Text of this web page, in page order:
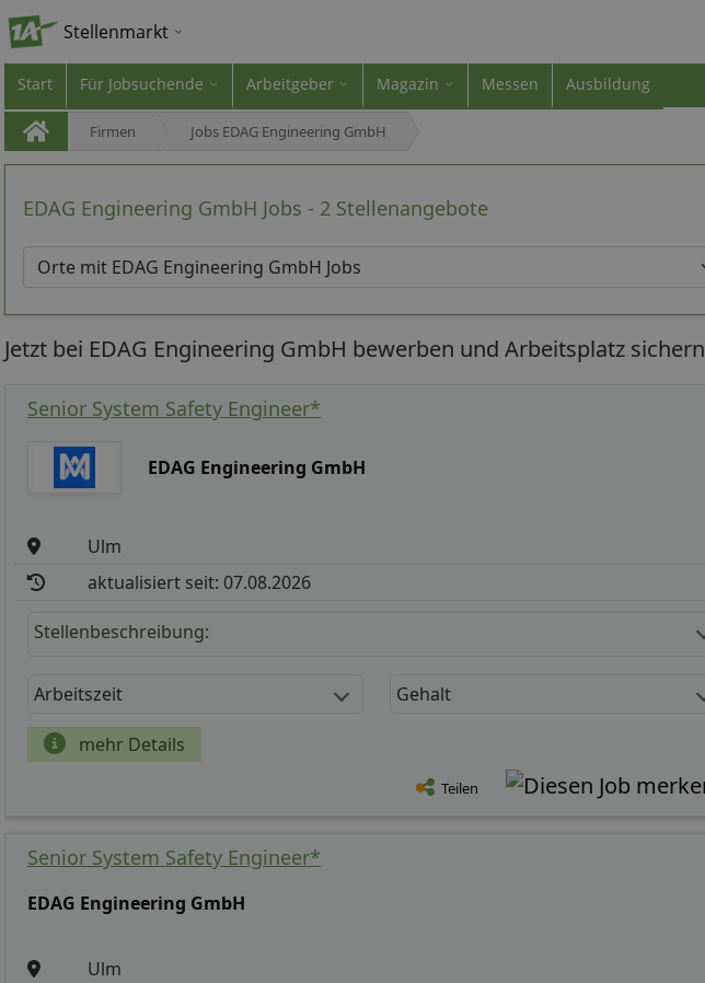
Stellenmarkt
Start Für Jobsuchende Arbeitgeber Magazin Messen Ausbildung
Firmen Jobs EDAG Engineering GmbH
EDAG Engineering GmbH Jobs - 2 Stellenangebote
Jetzt bei EDAG Engineering GmbH bewerben und Arbeitsplatz sichern
Senior System Safety Engineer*
EDAG Engineering GmbH
Ulm
aktualisiert seit: 07.08.2026
Stellenbeschreibung:
Arbeitszeit Gehalt
mehr Details
Teilen
Senior System Safety Engineer*
EDAG Engineering GmbH
Ulm